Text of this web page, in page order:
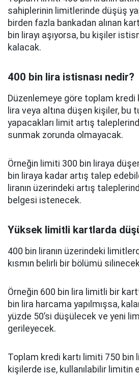
sahiplerinin limitlerinde düşüş
birden fazla bankadan alınan
bin lirayı aşıyorsa, bu kişiler
kalacak.
400 bin lira istisnası nedir?
Düzenlemeye göre toplam kredi
lira veya altına düşen kişiler, bu
yapacakları limit artış
sunmak zorunda olmayacak.
Örneğin limiti 300 bin liraya
bin liraya kadar artış talep
liranın üzerindeki artış
belgesi istenecek.
Yüksek limitli kartlarda
400 bin liranın üzerindeki
kısmın belirli bir bölümü
Örneğin 600 bin lira limitli bir
bin lira harcama yapılmışsa,
yüzde 50’si düşülecek ve yeni
gerileyecek.
Toplam kredi kartı limiti 750 bin
kişilerde ise, kullanılabilir limitin